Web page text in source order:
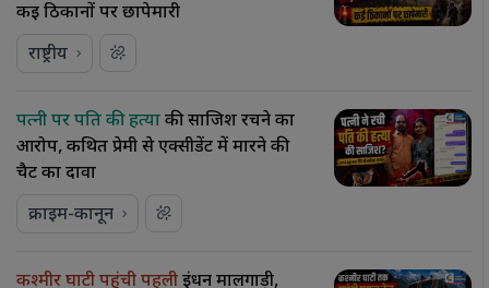
कई ठिकानों पर छापेमारी
राष्ट्रीय
पत्नी पर पति की हत्याकी साजिश रचने का
आरोप, कथित प्रेमी से एक्सीडेंट में मारने की
चैट का दावा
क्राइम-कानून
कश्मीर घाटी पहुंची पहलीईंधन मालगाड़ी,